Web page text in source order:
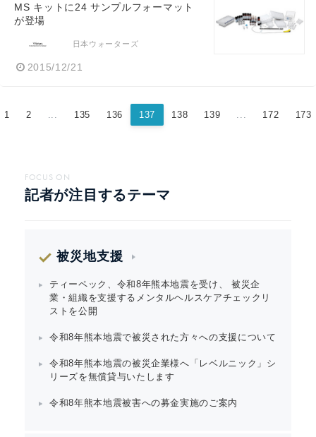
MS キットに24 サンプルフォーマット
が登場
日本ウォーターズ
2015/12/21
1 2 ... 135 136 137 138 139 ... 172 173
FOCUS ON
記者が注目するテーマ
被災地支援
ティーペック、令和8年熊本地震を受け、 被災企
業・組織を支援するメンタルヘルスケアチェックリ
ストを公開
令和8年熊本地震で被災された方々への支援について
令和8年熊本地震の被災企業様へ「レベルニック」シ
リーズを無償貸与いたします
令和8年熊本地震被害への募金実施のご案内